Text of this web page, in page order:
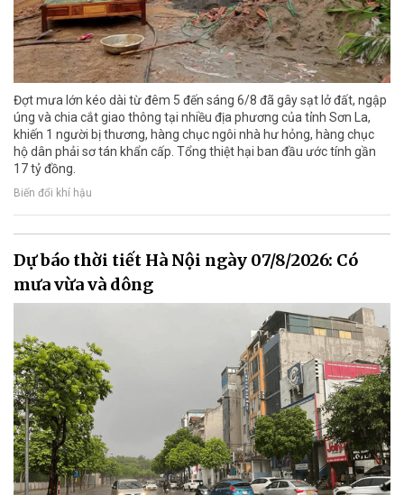
Đợt mưa lớn kéo dài từ đêm 5 đến sáng 6/8 đã gây sạt lở đất, ngập
úng và chia cắt giao thông tại nhiều địa phương của tỉnh Sơn La,
khiến 1 người bị thương, hàng chục ngôi nhà hư hỏng, hàng chục
hộ dân phải sơ tán khẩn cấp. Tổng thiệt hại ban đầu ước tính gần
17 tỷ đồng.
Biến đổi khí hậu
Dự báo thời tiết Hà Nội ngày 07/8/2026: Có
mưa vừa và dông